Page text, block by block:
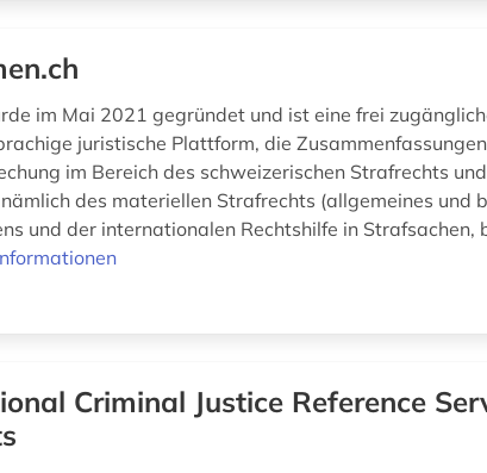
im Mai 2021 gegründet und ist eine frei
juristische Plattform, die
im Bereich des schweizerischen Strafrechts
des materiellen Strafrechts (allgemeines und
und der internationalen Rechtshilfe in Strafsachen,
Criminal Justice Reference